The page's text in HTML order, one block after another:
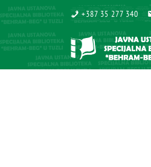
+387 35 277 340
+387 35 277 340